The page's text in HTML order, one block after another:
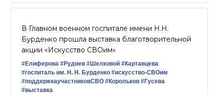
В Главном военном госпитале имени Н.Н.
Бурденко прошла выставка благотворительной
акции «Искусство СВОим»
#Елиферова #Руднев #Шелковой #Картавцева
#госпиталь им. Н. Н. Бурденко #искусство-СВОим
#поддержкаучастниковСВО #Корольков #Гусева
#выставка